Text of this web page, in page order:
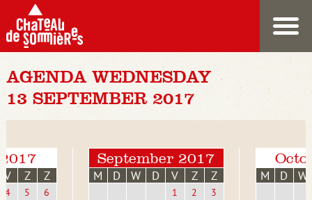
AGENDA WEDNESDAY
13 SEPTEMBER 2017
V Z Z
4 5
6
September 2017
M D W D V Z Z
1 2
3
M D W